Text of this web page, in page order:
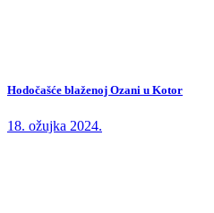
Hodočašće blaženoj Ozani u Kotor
18. ožujka 2024.